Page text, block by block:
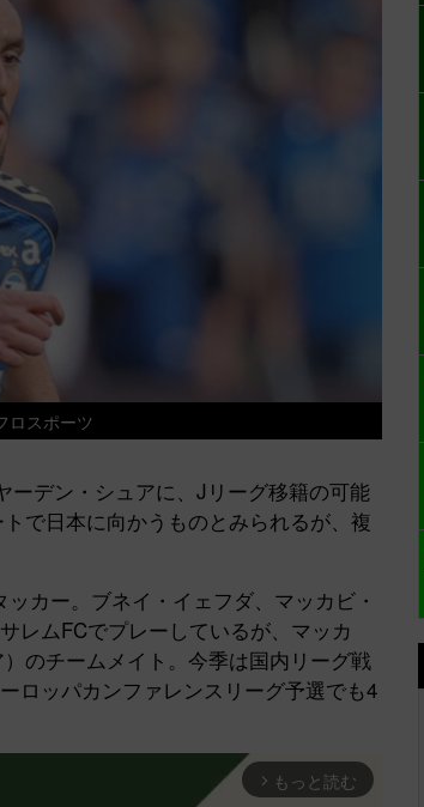
スポーツ
デン・シュアに、Jリーグ移籍の可能
で日本に向かうものとみられるが、複
カー。ブネイ・イェフダ、マッカビ・
レムFCでプレーしているが、マッカ
のチームメイト。今季は国内リーグ戦
ロッパカンファレンスリーグ予選でも4
arrow_forward_ios もっと読む